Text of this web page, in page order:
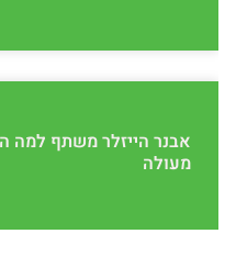
אבנר הייזלר משתף למה
מעולה